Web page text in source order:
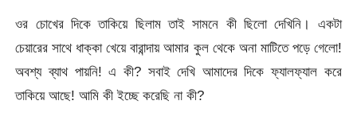
ওর চোখের দিকে তাকিয়ে ছিলাম তাই সামনে কী ছিলো দেখিনি। একটা
চেয়ারের সাথে ধাক্কা খেয়ে বারান্দায় আমার কুল থেকে অনা মাটিতে পড়ে গেলো!
অবশ্য ব্যাথ পায়নি! এ কী? সবাই দেখি আমাদের দিকে ফ্যালফ্যাল করে
তাকিয়ে আছে! আমি কী ইচ্ছে করেছি না কী?